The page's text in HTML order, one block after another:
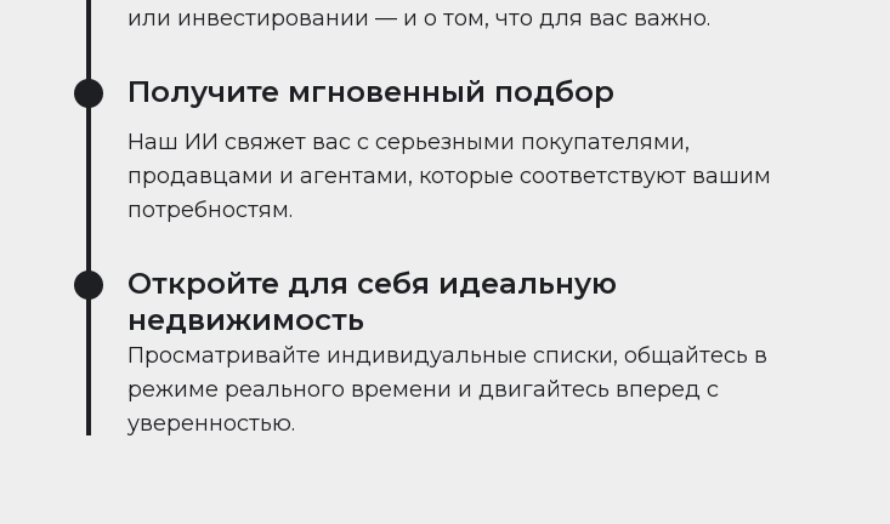
или инвестировании — и о том, что для вас важно.
Получите мгновенный подбор
Наш ИИ свяжет вас с серьезными покупателями,
продавцами и агентами, которые соответствуют вашим
потребностям.
Откройте для себя идеальную
недвижимость
Просматривайте индивидуальные списки, общайтесь в
режиме реального времени и двигайтесь вперед с
уверенностью.